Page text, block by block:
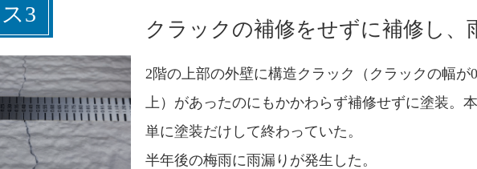
3
クラックの補修をせずに補修し、
2階の上部の外壁に構造クラック（クラックの幅が
上）があったのにもかかわらず補修せずに塗装。
単に塗装だけして終わっていた。
半年後の梅雨に雨漏りが発生した。